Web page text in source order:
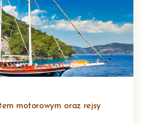
motorowym oraz rejsy